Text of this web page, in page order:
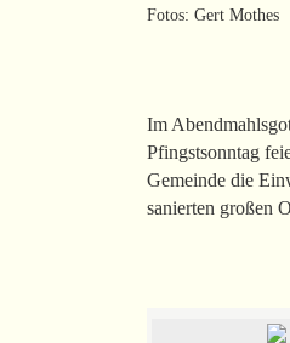
Fotos: Gert Mothes
Im
Pfingstsonntag
Gemeinde die
sanierten großen